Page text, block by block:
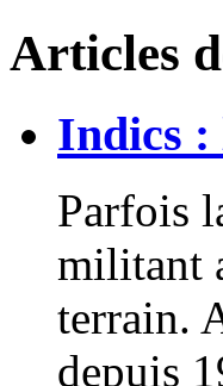
Articles
Indics :
Parfois
militant
terrain.
depuis